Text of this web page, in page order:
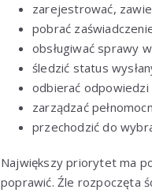
zarejestrować,
pobrać
obsługiwać sprawy
śledzić status
odbierać odpowiedzi
zarządzać
przechodzić do
Największy priorytet ma
poprawić. Źle rozpoczęta